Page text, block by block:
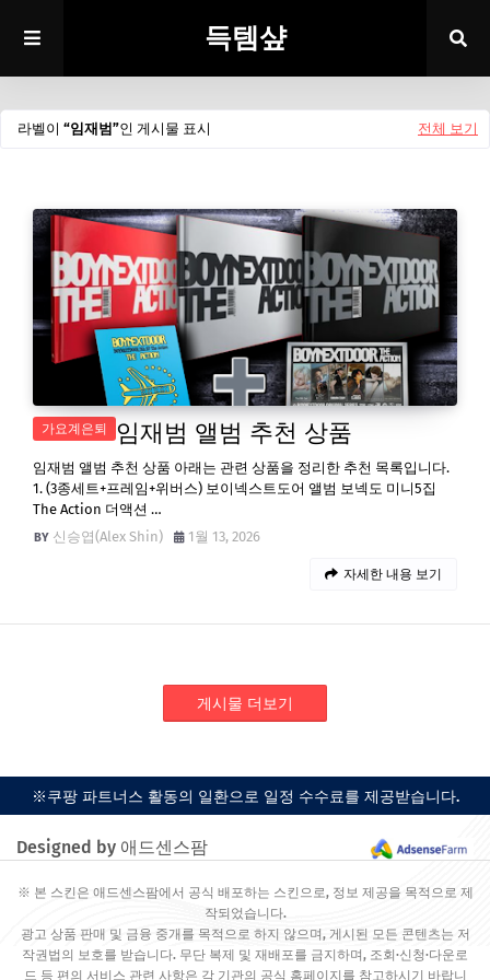
득템샾
라벨이 임재범 인 게시물 표시 전체 보기
가요계은퇴 임재범 앨범 추천 상품
임재범 앨범 추천 상품 아래는 관련 상품을 정리한 추천 목록입니다.
1. (3종세트+프레임+위버스) 보이넥스트도어 앨범 보넥도 미니5집
The Action 더액션 …
신승엽(Alex Shin)
1월 13, 2026
자세한 내용 보기
게시물 더보기
※쿠팡 파트너스 활동의 일환으로 일정 수수료를 제공받습니다.
Designed by 애드센스팜
※ 본 스킨은 애드센스팜에서 공식 배포하는 스킨으로, 정보 제공을 목적으로 제
작되었습니다.
광고 상품 판매 및 금융 중개를 목적으로 하지 않으며, 게시된 모든 콘텐츠는 저
작권법의 보호를 받습니다. 무단 복제 및 재배포를 금지하며, 조회·신청·다운로
드 등 편의 서비스 관련 사항은 각 기관의 공식 홈페이지를 참고하시기 바랍니